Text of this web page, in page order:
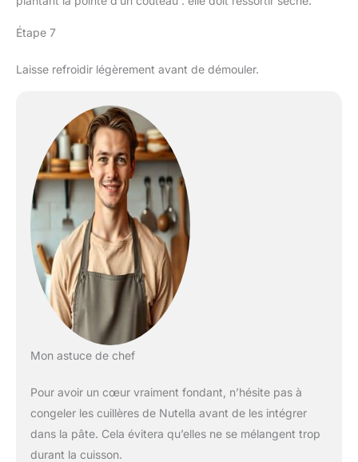
Étape 7
Laisse refroidir légèrement avant de démouler.
Mon astuce de chef
Pour avoir un cœur vraiment fondant, n’hésite pas à
congeler les cuillères de Nutella avant de les intégrer
dans la pâte. Cela évitera qu’elles ne se mélangent trop
durant la cuisson.